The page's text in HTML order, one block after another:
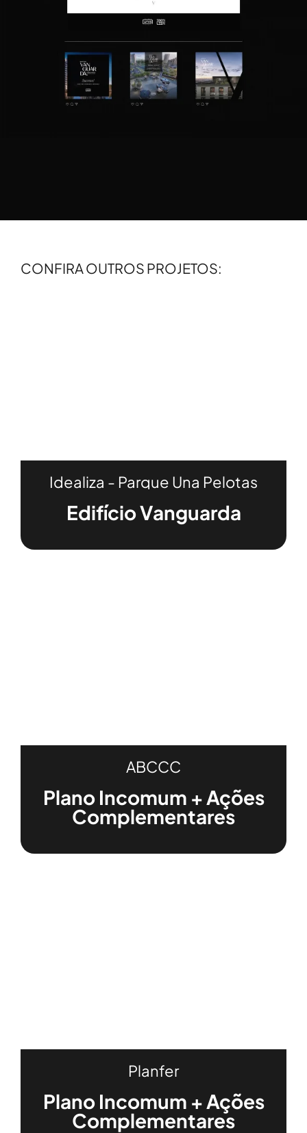
CONFIRA OUTROS PROJETOS:
Idealiza - Parque Una Pelotas
Edifício Vanguarda
ABCCC
Plano Incomum + Ações
Complementares
Planfer
Plano Incomum + Ações
Complementares